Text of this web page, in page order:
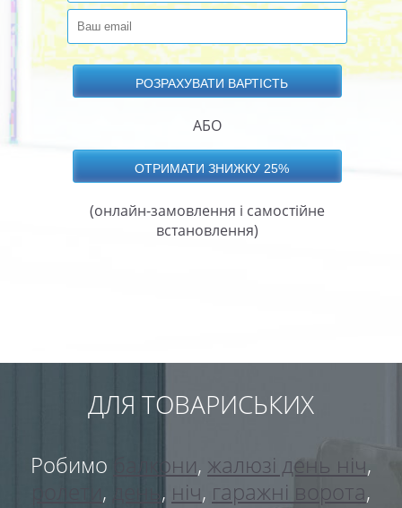
АБО
(онлайн-замовлення і самостійне
встановлення)
ДЛЯ ТОВАРИСЬКИХ
Робимо балкони, жалюзі день ніч,
, день, ніч, гаражні ворота,